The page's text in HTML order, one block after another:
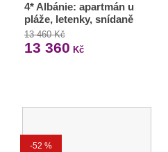
4* Albánie: apartmán u
pláže, letenky, snídaně
13 460 Kč
13 360 Kč
-52 %